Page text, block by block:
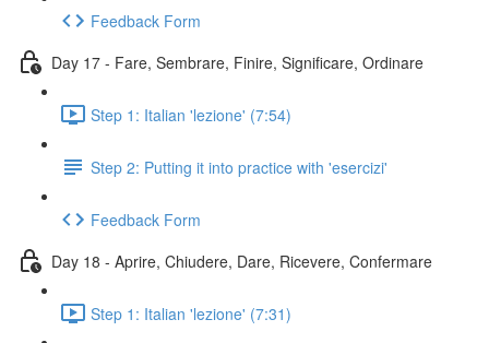
Feedback Form
Day 17 - Fare, Sembrare, Finire, Significare, Ordinare
Step 1: Italian 'lezione' (7:54)
Step 2: Putting it into practice with 'esercizi'
Feedback Form
Day 18 - Aprire, Chiudere, Dare, Ricevere, Confermare
Step 1: Italian 'lezione' (7:31)